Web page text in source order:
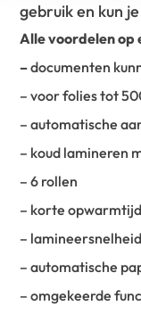
gebruik en kun
Alle voordelen op
–documenten
– voor folies tot
– automatische
– koud lamineren
– 6 rollen
– korte
–
– automatische
– omgekeerde